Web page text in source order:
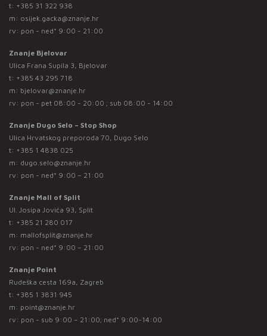
t: +385 31 322 938
m: osijek.gacka@znanje.hr
rv: pon - ned* 9:00 - 21:00
Znanje Bjelovar
Ulica Frana Supila 3, Bjelovar
t: +385 43 295 718
m: bjelovar@znanje.hr
rv: pon - pet 08:00 - 20:00 ; sub 08:00 - 14:00
Znanje Dugo Selo – Stop Shop
Ulica Hrvatskog preporoda 70, Dugo Selo
t: +385 1 4838 025
m: dugo.selo@znanje.hr
rv: pon - ned* 9:00 – 21:00
Znanje Mall of Split
Ul. Josipa Jovića 93, Split
t: +385 21 280 017
m: mallofsplit@znanje.hr
rv: pon - ned* 9:00 – 21:00
Znanje Point
Rudeška cesta 169a, Zagreb
t: +385 1 3831 945
m: point@znanje.hr
rv: pon - sub 9:00 – 21:00; ned* 9:00-14:00